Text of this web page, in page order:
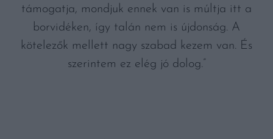
támogatja, mondjuk ennek van is múltja itt a
borvidéken, így talán nem is újdonság. A
kötelezők mellett nagy szabad kezem van. És
szerintem ez elég jó dolog.”